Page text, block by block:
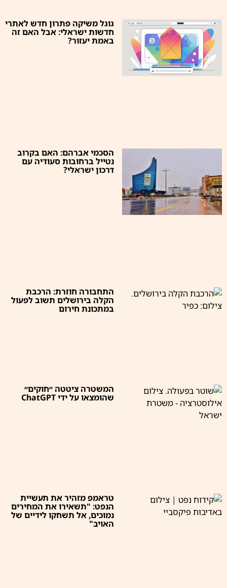
גוגל משיקה פתרון חדש לאתרי
חדשות ישראלי: אבל האם זה
באמת יעזור?
הסכמי אברהם: האם בקרוב
נטייל ברחובות סעודיה עם
דרכון ישראלי?
התחבורה חוזרת: הרכבת
הקלה בירושלים תשוב לפעול
במתכונת חירום
המשטרה ציטטה ״חוקים״
שהומצאו על ידי ChatGPT
טראמפ מזהיר את תעשיית
הנפט: "תשאירו את המחירים
נמוכים, אל תשחקו לידיים של
האויב"